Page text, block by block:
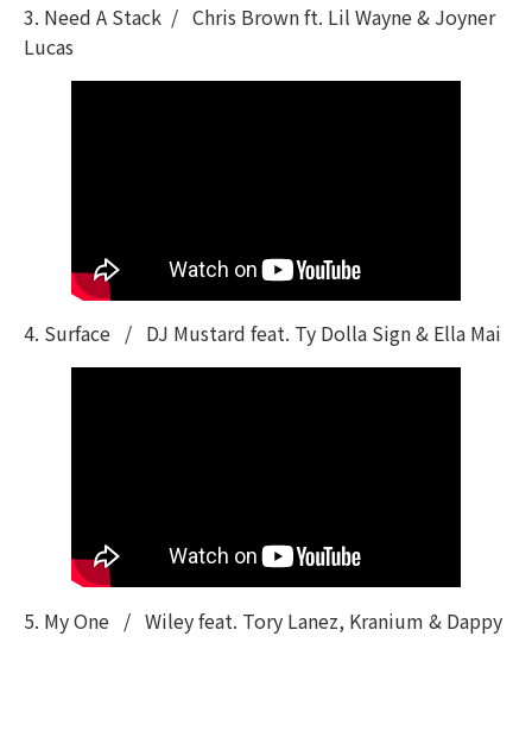
3. Need A Stack / Chris Brown ft. Lil Wayne & Joyner
Lucas
4. Surface / DJ Mustard feat. Ty Dolla Sign & Ella Mai
5. My One / Wiley feat. Tory Lanez, Kranium & Dappy